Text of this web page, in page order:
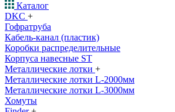
Каталог
DKC +
Гофратруба
Кабель-канал (пластик)
Коробки распределительные
Корпуса навесные ST
Металлические лотки +
Металлические лотки L-2000мм
Металлические лотки L-3000мм
Хомуты